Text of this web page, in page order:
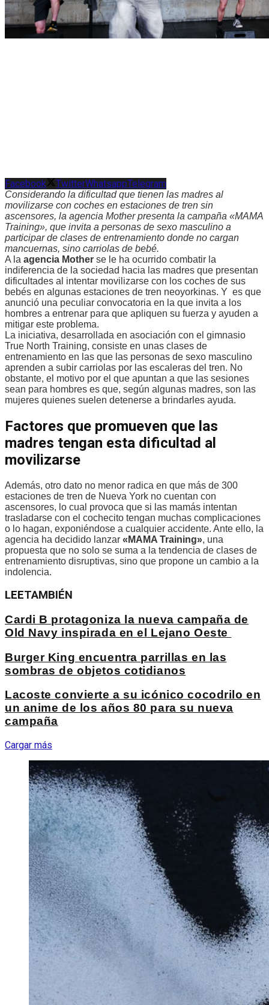
Facebook TwitterWhatsappTelegram
Considerando la dificultad que tienen las madres al
movilizarse con coches en estaciones de tren sin
ascensores, la agencia Mother presenta la campaña «MAMA
Training», que invita a personas de sexo masculino a
participar de clases de entrenamiento donde no cargan
mancuernas, sino carriolas de bebé.
A la agencia Mother se le ha ocurrido combatir la
indiferencia de la sociedad hacia las madres que presentan
dificultades al intentar movilizarse con los coches de sus
bebés en algunas estaciones de tren neoyorkinas. Y es que
anunció una peculiar convocatoria en la que invita a los
hombres a entrenar para que apliquen su fuerza y ayuden a
mitigar este problema.
La iniciativa, desarrollada en asociación con el gimnasio
True North Training, consiste en unas clases de
entrenamiento en las que las personas de sexo masculino
aprenden a subir carriolas por las escaleras del tren. No
obstante, el motivo por el que apuntan a que las sesiones
sean para hombres es que, según algunas madres, son las
mujeres quienes suelen detenerse a brindarles ayuda.
Factores que promueven que las
madres tengan esta dificultad al
movilizarse
Además, otro dato no menor radica en que más de 300
estaciones de tren de Nueva York no cuentan con
ascensores, lo cual provoca que si las mamás intentan
trasladarse con el cochecito tengan muchas complicaciones
o lo hagan, exponiéndose a cualquier accidente. Ante ello, la
agencia ha decidido lanzar «MAMA Training», una
propuesta que no solo se suma a la tendencia de clases de
entrenamiento disruptivas, sino que propone un cambio a la
indolencia.
LEETAMBIÉN
Cardi B protagoniza la nueva campaña de
Old Navy inspirada en el Lejano Oeste
Burger King encuentra parrillas en las
sombras de objetos cotidianos
Lacoste convierte a su icónico cocodrilo en
un anime de los años 80 para su nueva
campaña
Cargar más